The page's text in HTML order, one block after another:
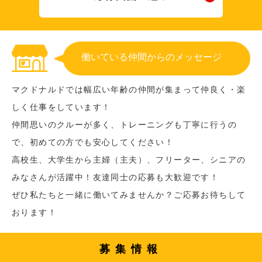
働いている仲間からのメッセージ
マクドナルドでは幅広い年齢の仲間が集まって仲良く・楽
しく仕事をしています！
仲間思いのクルーが多く、トレーニングも丁寧に行うの
で、初めての方でも安心してください！
高校生、大学生から主婦（主夫）、フリーター、シニアの
みなさんが活躍中！友達同士の応募も大歓迎です！
ぜひ私たちと一緒に働いてみませんか？ご応募お待ちして
おります！
募集情報